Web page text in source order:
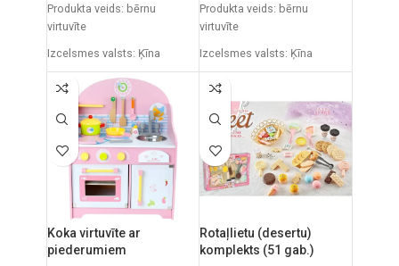
Produkta veids: bērnu
virtuvīte
Izcelsmes valsts: Ķīna
Iepakojuma izmēri: 11,5 x 48
x 70 cm
Virtuvītes izmēri: 33 x 34,5 x
72,5 cm
Produkta materiāls:
plastmasa
Ieteicamais vecums: no 3
gadiem
Elementi: 3 x AA (nav iekļauti)
Produkta veids: bērnu
virtuvīte
Izcelsmes valsts: Ķīna
x 63 cm
Virtuvītes izmēri: 35 x 63 x 84
Produkta materiāls:
plastmasa
gadiem
Elementi: 3 x AA (nav iekļauti)
Koka virtuvīte ar
piederumiem
Rotaļlietu (desertu)
komplekts (51 gab.)